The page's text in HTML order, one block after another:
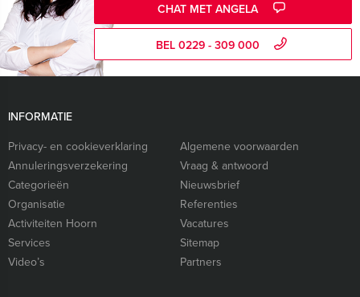
CHAT MET ANGELA
BEL 0229 - 309 000
INFORMATIE
Privacy- en cookieverklaring
Algemene voorwaarden
Annuleringsverzekering
Vraag & antwoord
Categorieën
Nieuwsbrief
Organisatie
Referenties
Activiteiten Hoorn
Vacatures
Services
Sitemap
Video’s
Partners